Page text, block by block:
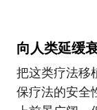
向人类延缓
把这类疗法移
保疗法的安全